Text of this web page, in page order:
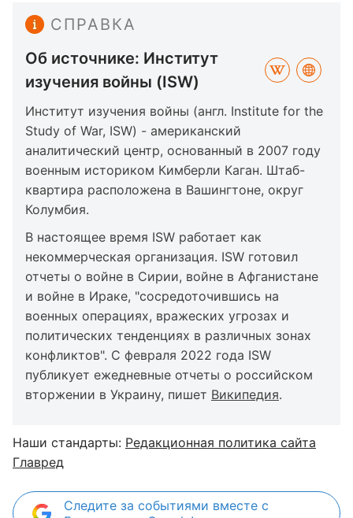
СПРАВКА
Об источнике: Институт
изучения войны (ISW)
Институт изучения войны (англ. Institute for the
Study of War, ISW) - американский
аналитический центр, основанный в 2007 году
военным историком Кимберли Каган. Штаб-
квартира расположена в Вашингтоне, округ
Колумбия.
В настоящее время ISW работает как
некоммерческая организация. ISW готовил
отчеты о войне в Сирии, войне в Афганистане
и войне в Ираке, "сосредоточившись на
военных операциях, вражеских угрозах и
политических тенденциях в различных зонах
конфликтов". С февраля 2022 года ISW
публикует ежедневные отчеты о российском
вторжении в Украину, пишет Википедия.
Наши стандарты: Редакционная политика сайта
Главред
Следите за событиями вместе с